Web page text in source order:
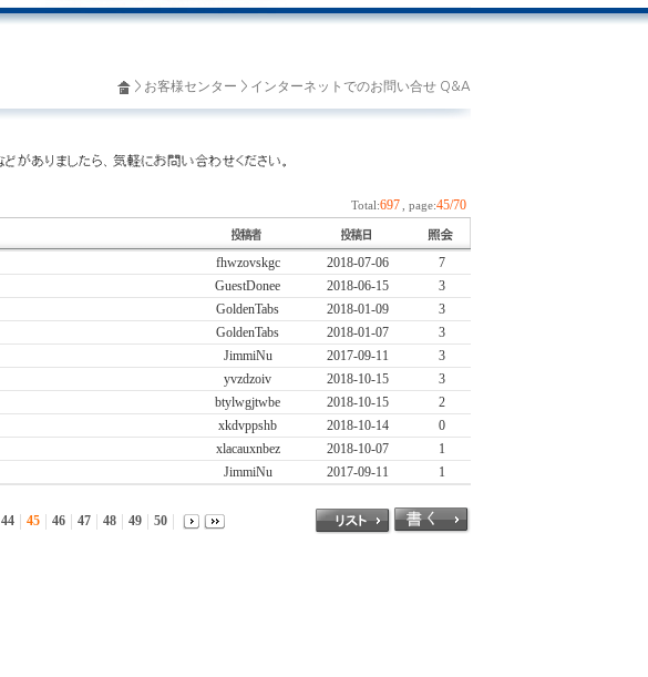
> お客様センター > インターネットでのお問い合せ Q&A
Total:697 , page:45/70
fhwzovskgc 2018-07-06
7
GuestDonee 2018-06-15
3
GoldenTabs 2018-01-09
3
GoldenTabs 2018-01-07
3
JimmiNu 2017-09-11
3
yvzdzoiv 2018-10-15
3
btylwgjtwbe 2018-10-15
2
xkdvppshb 2018-10-14
0
xlacauxnbez 2018-10-07
1
JimmiNu 2017-09-11 1
44 45 46 47 48 49 50